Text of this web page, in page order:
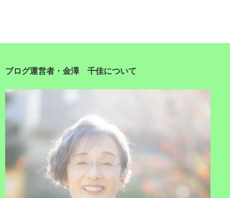
ブログ運営者・金澤 千佳について